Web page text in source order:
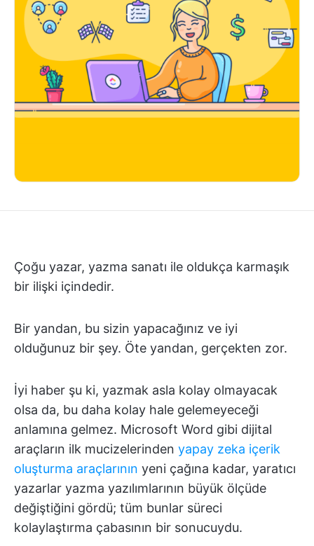
Çoğu yazar, yazma sanatı ile oldukça karmaşık
bir ilişki içindedir.
Bir yandan, bu sizin yapacağınız ve iyi
olduğunuz bir şey. Öte yandan, gerçekten zor.
İyi haber şu ki, yazmak asla kolay olmayacak
olsa da, bu daha kolay hale gelemeyeceği
anlamına gelmez. Microsoft Word gibi dijital
araçların ilk mucizelerinden yapay zeka içerik
oluşturma araçlarının yeni çağına kadar, yaratıcı
yazarlar yazma yazılımlarının büyük ölçüde
değiştiğini gördü; tüm bunlar süreci
kolaylaştırma çabasının bir sonucuydu.